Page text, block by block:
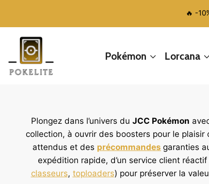
🔥 -
Pokémon Lorcana
Plongez dans l’univers du JCC Pokémon
collection, à ouvrir des boosters pour le
attendus et des précommandes garanties
expédition rapide, d’un service client
classeurs, toploaders) pour préserver la